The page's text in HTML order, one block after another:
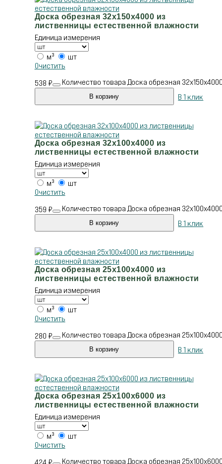
Доска обрезная 32х150х4000 из
лиственницы естественной влажности
Единица измерения
м³
шт
Очистить
538 ₽ Количество товара Доска обрезная
В корзину В 1 клик
Доска обрезная 32х100х4000 из
лиственницы естественной влажности
Единица измерения
м³
шт
Очистить
359 ₽ Количество товара Доска обрезная
В корзину В 1 клик
Доска обрезная 25х100х4000 из
лиственницы естественной влажности
Единица измерения
м³
шт
Очистить
280 ₽ Количество товара Доска обрезная
В корзину В 1 клик
Доска обрезная 25х100х6000 из
лиственницы естественной влажности
Единица измерения
м³
шт
Очистить
424 ₽ Количество товара Доска обрезная